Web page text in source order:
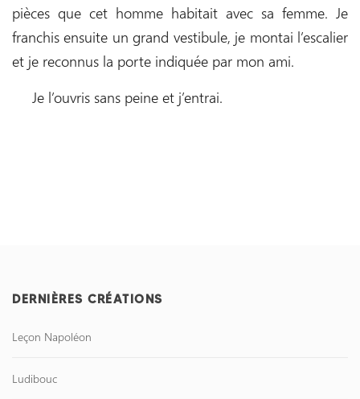
pièces que cet homme habitait avec sa femme. Je
franchis ensuite un grand vestibule, je montai l’escalier
et je reconnus la porte indiquée par mon ami.
Je l’ouvris sans peine et j’entrai.
DERNIÈRES CRÉATIONS
Leçon Napoléon
Ludibouc